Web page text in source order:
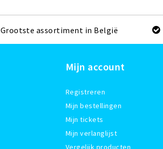
Grootste assortiment in België
Mijn account
Registreren
Mijn bestellingen
Mijn tickets
Mijn verlanglijst
Vergelijk producten